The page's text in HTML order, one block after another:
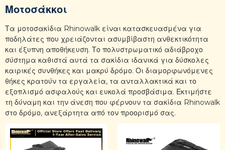
Μοτοσάκκοι
Τα μοτοσακίδια Rhinowalk είναι κατασκευασμένα για
ποδηλάτες που χρειάζονται ασυμβίβαστη ανθεκτικότητα
και έξυπνη αποθήκευση. Το πολυστρωματικό αδιάβροχο
σύστημα καθιστά αυτά τα σακίδια ιδανικά για δύσκολες
καιρικές συνθήκες και μακρύ δρόμο. Οι διαμορφωνόμενες
θήκες κρατούν τα εργαλεία, τα ανταλλακτικά και το
εξοπλισμό ασφαλούς και ευκολά προσβάσιμα. Εκτιμήστε
τη δύναμη και την άνεση που φέρνουν τα σακίδια Rhinowalk
στο δρόμο, ανεξάρτητα από τον προορισμό σας.